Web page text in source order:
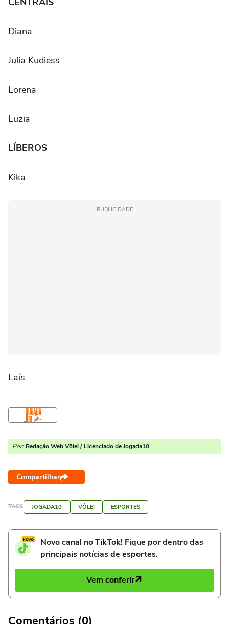
Diana
Julia Kudiess
Lorena
Luzia
LÍBEROS
Kika
PUBLICIDADE
Laís
Por: Redação Web Vôlei / Licenciado de Jogada10
Compartilhar
TAGS JOGADA10 VÔLEI ESPORTES
Novo canal no TikTok! Fique por dentro das
principais notícias de esportes.
Vem conferir
Comentários (0)